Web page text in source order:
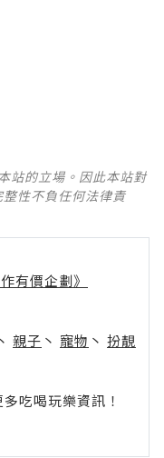
站的立場。因此本站對
性不負任何法律責
有價企劃》
親子 丶 寵物 丶 扮靚
吃喝玩樂資訊！